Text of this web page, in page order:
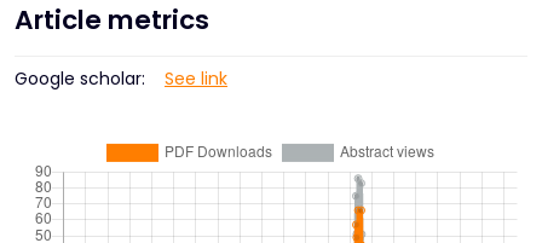
Article metrics
Google scholar: See link